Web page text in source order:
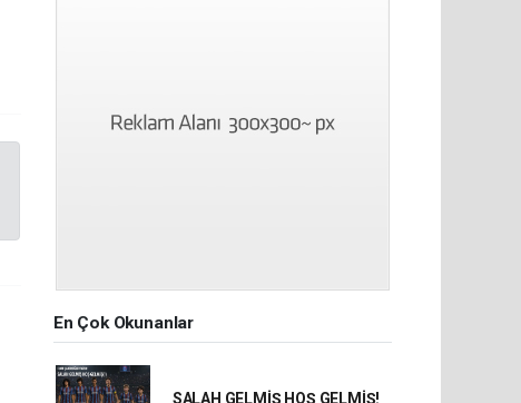
En Çok Okunanlar
SALAH GELMİŞ HOŞ GELMİŞ!